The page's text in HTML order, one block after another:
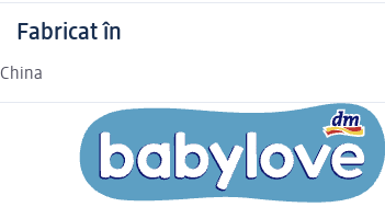
Fabricat în
China